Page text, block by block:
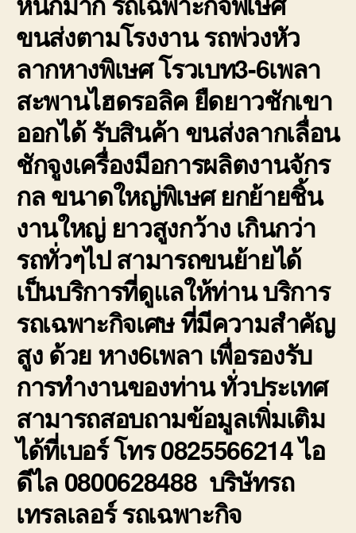
ขนส่งตามโรงงาน รถพ่วงหัว
ลากหางพิเษศ โรวเบท3-6เพลา
สะพานไฮดรอลิค ยืดยาวชักเขา
ออกได้ รับสินค้า ขนส่งลากเลื่อน
ชักจูงเครื่องมือการผลิตงานจักร
กล ขนาดใหญ่พิเษศ ยกย้ายชิ้น
งานใหญ่ ยาวสูงกว้าง เกินกว่า
รถทั่วๆไป สามารถขนย้ายได้
เป็นบริการที่ดูแลให้ท่าน บริการ
รถเฉพาะกิจเศษ ที่มีความสำคัญ
สูง ด้วย หาง6เพลา เพื่อรองรับ
การทำงานของท่าน ทั่วประเทศ
สามารถสอบถามข้อมูลเพิ่มเติม
ได้ที่เบอร์ โทร 0825566214 ไอ
ดีไล 0800628488 บริษัทรถ
เทรลเลอร์ รถเฉพาะกิจ